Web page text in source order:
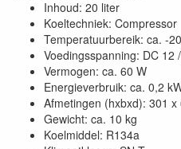
Inhoud: 20 liter
Koeltechniek: Compressor
Temperatuurbereik: ca. -
Voedingsspanning: DC 12
Vermogen: ca. 60 W
Energieverbruik: ca. 0,2
Afmetingen (hxbxd): 301 x
Gewicht: ca. 10 kg
Koelmiddel: R134a